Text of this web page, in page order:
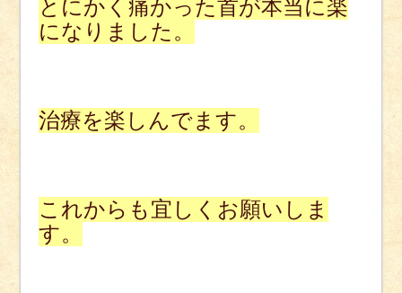
とにかく痛かった首が本当に楽
になりました。
治療を楽しんでます。
これからも宜しくお願いしま
す。